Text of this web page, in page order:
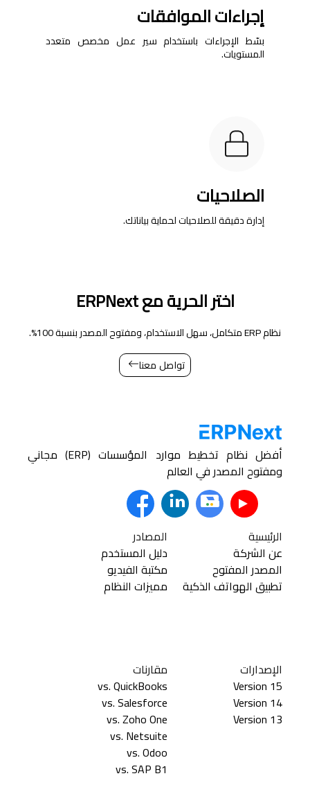
إجراءات الموافقات
بسّط الإجراءات باستخدام سير عمل مخصص متعدد
المستويات.
الصلاحيات
إدارة دقيقة للصلاحيات لحماية بياناتك.
اختر الحرية مع ERPNext
نظام ERP متكامل، سهل الاستخدام، ومفتوح المصدر بنسبة 100%.
تواصل معنا
أفضل نظام تخطيط موارد المؤسسات (ERP) مجاني
ومفتوح المصدر في العالم
الرئيسية
عن الشركة
المصدر المفتوح
تطبيق الهواتف الذكية
المصادر
دليل المستخدم
مكتبة الفيديو
مميزات النظام
الإصدارات
Version 15
Version 14
Version 13
مقارنات
vs. QuickBooks
vs. Salesforce
vs. Zoho One
vs. Netsuite
vs. Odoo
vs. SAP B1